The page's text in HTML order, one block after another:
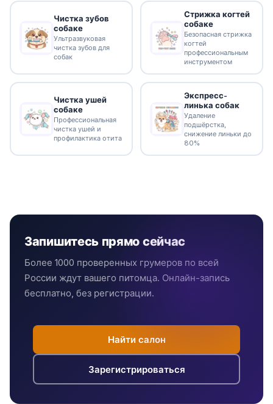
Чистка зубов
собаке
Ультразвуковая
чистка зубов для
собак
Стрижка когтей
собаке
Безопасная стрижка
когтей
профессиональным
инструментом
Чистка ушей
собаке
Профессиональная
чистка ушей и
профилактика отита
Экспресс-
линька собак
Удаление
подшёрстка,
снижение линьки до
80%
Запишитесь прямо сейчас
Более 1000 проверенных грумеров по всей
России ждут вашего питомца. Онлайн-запись
бесплатно, без регистрации.
Найти салон
Зарегистрироваться